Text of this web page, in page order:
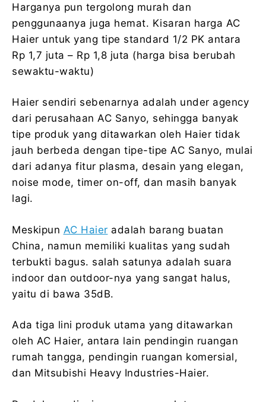
Harganya pun tergolong murah dan
penggunaanya juga hemat. Kisaran harga AC
Haier untuk yang tipe standard 1/2 PK antara
Rp 1,7 juta – Rp 1,8 juta (harga bisa berubah
sewaktu-waktu)
Haier sendiri sebenarnya adalah under agency
dari perusahaan AC Sanyo, sehingga banyak
tipe produk yang ditawarkan oleh Haier tidak
jauh berbeda dengan tipe-tipe AC Sanyo, mulai
dari adanya fitur plasma, desain yang elegan,
noise mode, timer on-off, dan masih banyak
lagi.
Meskipun AC Haier adalah barang buatan
China, namun memiliki kualitas yang sudah
terbukti bagus. salah satunya adalah suara
indoor dan outdoor-nya yang sangat halus,
yaitu di bawa 35dB.
Ada tiga lini produk utama yang ditawarkan
oleh AC Haier, antara lain pendingin ruangan
rumah tangga, pendingin ruangan komersial,
dan Mitsubishi Heavy Industries-Haier.